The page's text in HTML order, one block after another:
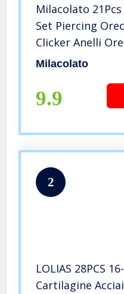
Milacolato
Set Piercing
Clicker Anelli
Tragus Helix
Gioielli 16G
Milacolato
9.9
2
LOLIAS 28PCS
Cartilagine